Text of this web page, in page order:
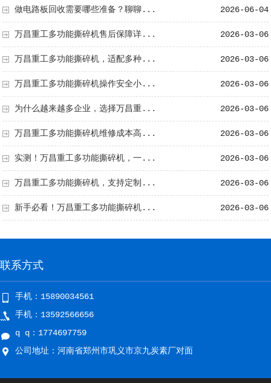
2026-06-04
做电路板回收需要哪些准备？聊聊...
2026-03-06
万昌重工多功能撕碎机售后保障详...
2026-03-06
万昌重工多功能撕碎机，适配多种...
2026-03-06
万昌重工多功能撕碎机操作安全小...
2026-03-06
为什么越来越多企业，选择万昌重...
2026-03-06
万昌重工多功能撕碎机维修成本高...
2026-03-06
实测！万昌重工多功能撕碎机，一...
2026-03-06
万昌重工多功能撕碎机，支持定制...
2026-03-06
新手必看！万昌重工多功能撕碎机...
联系方式
手机：15890034561
手机：13592566656
q q：1774697759
公司地址：河南省郑州市巩义市京九炭素厂对面